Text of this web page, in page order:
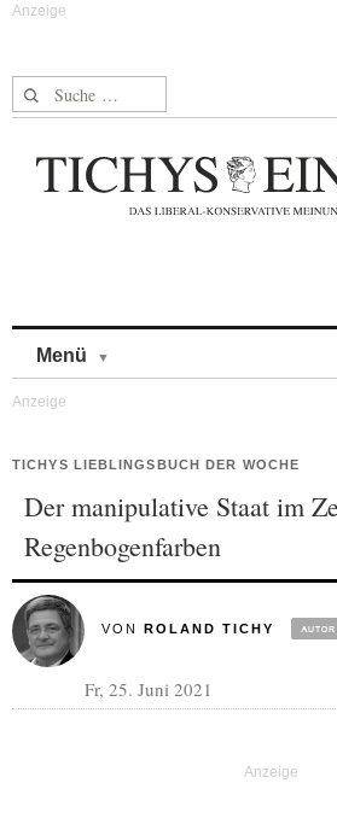
Suche nach:
Menü
TICHYS LIEBLINGSBUCH DER WOCHE
Der manipulative Staat im
Regenbogenfarben
VON ROLAND TICHY
Fr, 25. Juni 2021